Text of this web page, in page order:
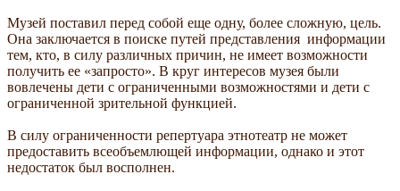
Музей поставил перед собой еще одну, более сложную, цель.
Она заключается в поиске путей представления информации
тем, кто, в силу различных причин, не имеет возможности
получить ее «запросто». В круг интересов музея были
вовлечены дети с ограниченными возможностями и дети с
ограниченной зрительной функцией.
В силу ограниченности репертуара этнотеатр не может
предоставить всеобъемлющей информации, однако и этот
недостаток был восполнен.